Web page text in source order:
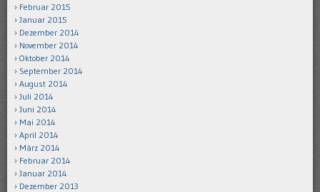
Februar 2015
Januar 2015
Dezember 2014
November 2014
Oktober 2014
September 2014
August 2014
Juli 2014
Juni 2014
Mai 2014
April 2014
März 2014
Februar 2014
Januar 2014
Dezember 2013